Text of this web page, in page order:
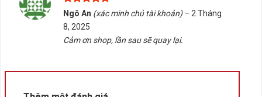
Được xếp
hạng5 5
sao
Ngô An (xác minh chủ tài khoản) – 2 Tháng
8, 2025
Cảm ơn shop, lần sau sẽ quay lại.